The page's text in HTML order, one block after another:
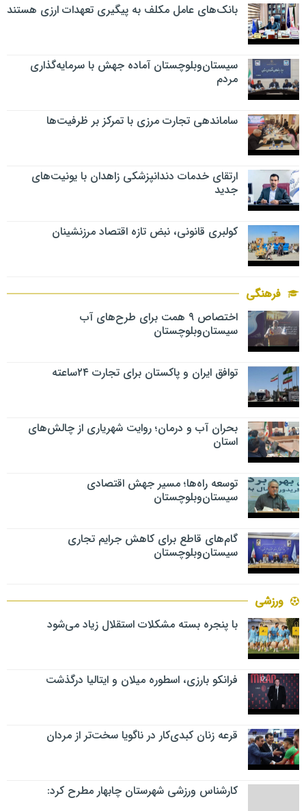
بانک‌های عامل مکلف به پیگیری تعهدات ارزی هستند
سیستان‌وبلوچستان آماده جهش با سرمایه‌گذاری
مردم
ساماندهی تجارت مرزی با تمرکز بر ظرفیت‌ها
ارتقای خدمات دندانپزشکی زاهدان با یونیت‌های
جدید
کولبری قانونی، نبض تازه اقتصاد مرزنشینان
فرهنگی
اختصاص ۹ همت برای طرح‌های آب
سیستان‌وبلوچستان
توافق ایران و پاکستان برای تجارت ۲۴ساعته
بحران آب و درمان؛ روایت شهریاری از چالش‌های
استان
توسعه راه‌ها؛ مسیر جهش اقتصادی
سیستان‌وبلوچستان
گام‌های قاطع برای کاهش جرایم تجاری
سیستان‌وبلوچستان
ورزشی
با پنجره بسته مشکلات استقلال زیاد می‌شود
فرانکو بارزی، اسطوره میلان و ایتالیا درگذشت
قرعه زنان کبدی‌کار در ناگویا سخت‌تر از مردان
کارشناس ورزشی شهرستان چابهار مطرح کرد: